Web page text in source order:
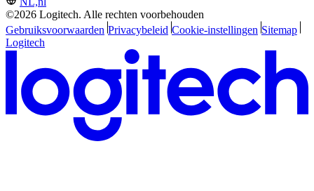
©2026 Logitech. Alle rechten voorbehouden
Gebruiksvoorwaarden Privacybeleid Cookie-instellingen Sitemap
Logitech